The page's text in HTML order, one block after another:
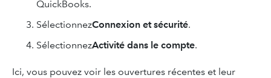
QuickBooks.
SélectionnezConnexion et sécurité.
SélectionnezActivité dans le compte.
Ici, vous pouvez voir les ouvertures récentes et leur